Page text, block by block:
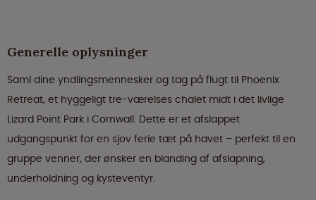
Generelle oplysninger
Saml dine yndlingsmennesker og tag på flugt til Phoenix
Retreat, et hyggeligt tre-værelses chalet midt i det livlige
Lizard Point Park i Cornwall. Dette er et afslappet
udgangspunkt for en sjov ferie tæt på havet – perfekt til en
gruppe venner, der ønsker en blanding af afslapning,
underholdning og kysteventyr.